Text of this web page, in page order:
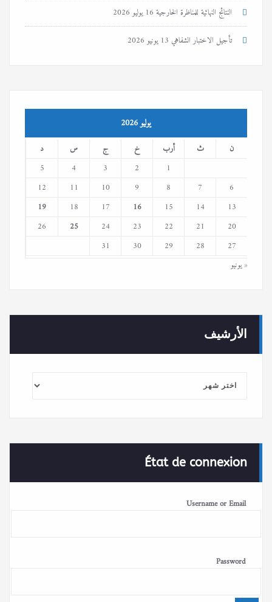
النتائج النهائية للمناظرة الخارجية16 يوليو 2026
تأجيل الاختبار الشفاهي13 يونيو 2026
يوليو 2026
ن ث أرب خ ج س
د
1
2
3
4
5
6
7
8
9
10
11
12
13
14
15
16
17
18
19
20
21
22
23
24
25
26
27
28
29
30
31
« يونيو
الأرشيف
État de connexion
Username or Email
Password